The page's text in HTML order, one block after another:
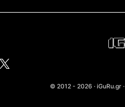
© 2012 - 2026 · iGuRu.gr ·